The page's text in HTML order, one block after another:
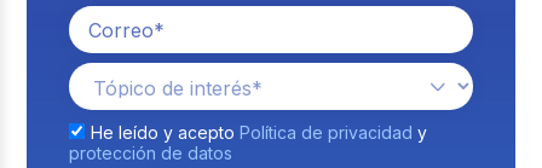
He leído y acepto Política de privacidad y
protección de datos